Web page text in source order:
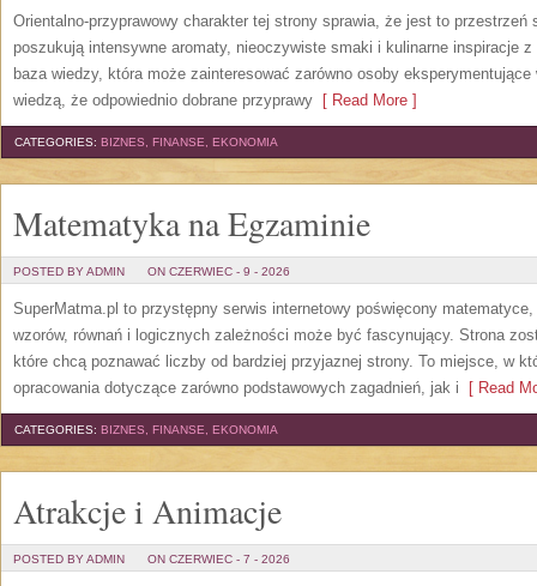
Orientalno-przyprawowy charakter tej strony sprawia, że jest to
poszukują intensywne aromaty, nieoczywiste smaki i kulinarne inspiracje
baza wiedzy, która może zainteresować zarówno osoby
wiedzą, że odpowiednio dobrane przyprawy [ Read More ]
CATEGORIES: BIZNES, FINANSE, EKONOMIA
Matematyka na Egzaminie
POSTED BY ADMIN ON CZERWIEC - 9 - 2026
SuperMatma.pl to przystępny serwis internetowy poświęcony
wzorów, równań i logicznych zależności może być fascynujący. Strona
które chcą poznawać liczby od bardziej przyjaznej strony. To miejsce, w
opracowania dotyczące zarówno podstawowych zagadnień, jak i [ Read
CATEGORIES: BIZNES, FINANSE, EKONOMIA
Atrakcje i Animacje
POSTED BY ADMIN ON CZERWIEC - 7 - 2026